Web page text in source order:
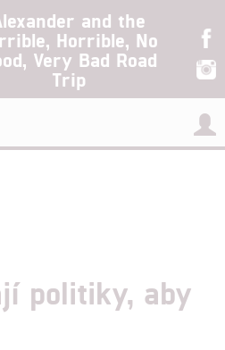
and the
Horrible, No
Very Bad Road
Trip
politiky, aby